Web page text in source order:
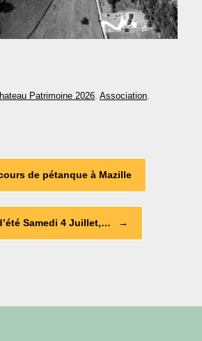
Patrimoine 2026, Association,
de pétanque à Mazille
Samedi 4 Juillet,… →